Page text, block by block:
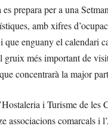
prepara per a una
amb xifres
que enguany el calendari
gruix més important de
concentrarà la major
i Turisme de les
associacions comarcals i